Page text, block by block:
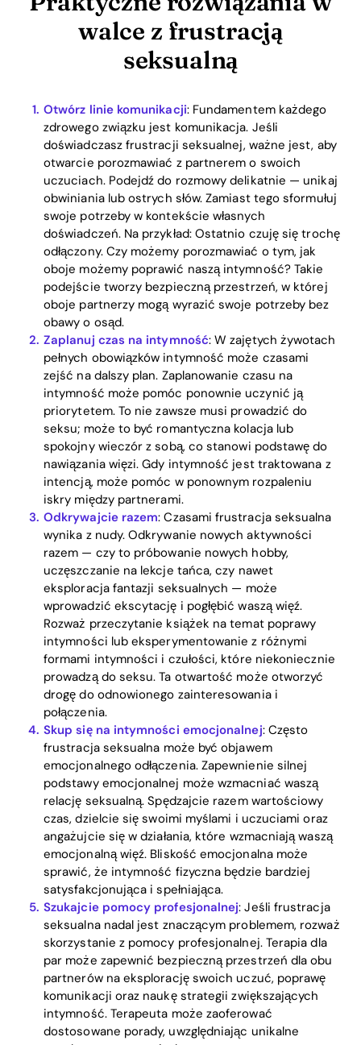
Blog
Download
walce z frustracją
seksualną
Otwórz linie komunikacji: Fundamentem każdego
zdrowego związku jest komunikacja. Jeśli
doświadczasz frustracji seksualnej, ważne jest, aby
otwarcie porozmawiać z partnerem o swoich
uczuciach. Podejdź do rozmowy delikatnie — unikaj
obwiniania lub ostrych słów. Zamiast tego sformułuj
swoje potrzeby w kontekście własnych
doświadczeń. Na przykład: Ostatnio czuję się trochę
odłączony. Czy możemy porozmawiać o tym, jak
oboje możemy poprawić naszą intymność? Takie
podejście tworzy bezpieczną przestrzeń, w której
oboje partnerzy mogą wyrazić swoje potrzeby bez
obawy o osąd.
Zaplanuj czas na intymność: W zajętych żywotach
pełnych obowiązków intymność może czasami
zejść na dalszy plan. Zaplanowanie czasu na
intymność może pomóc ponownie uczynić ją
priorytetem. To nie zawsze musi prowadzić do
seksu; może to być romantyczna kolacja lub
spokojny wieczór z sobą, co stanowi podstawę do
nawiązania więzi. Gdy intymność jest traktowana z
intencją, może pomóc w ponownym rozpaleniu
iskry między partnerami.
Odkrywajcie razem: Czasami frustracja seksualna
wynika z nudy. Odkrywanie nowych aktywności
razem — czy to próbowanie nowych hobby,
uczęszczanie na lekcje tańca, czy nawet
eksploracja fantazji seksualnych — może
wprowadzić ekscytację i pogłębić waszą więź.
Rozważ przeczytanie książek na temat poprawy
intymności lub eksperymentowanie z różnymi
formami intymności i czułości, które niekoniecznie
prowadzą do seksu. Ta otwartość może otworzyć
drogę do odnowionego zainteresowania i
połączenia.
Skup się na intymności emocjonalnej: Często
frustracja seksualna może być objawem
emocjonalnego odłączenia. Zapewnienie silnej
podstawy emocjonalnej może wzmacniać waszą
relację seksualną. Spędzajcie razem wartościowy
czas, dzielcie się swoimi myślami i uczuciami oraz
angażujcie się w działania, które wzmacniają waszą
emocjonalną więź. Bliskość emocjonalna może
sprawić, że intymność fizyczna będzie bardziej
satysfakcjonująca i spełniająca.
Szukajcie pomocy profesjonalnej: Jeśli frustracja
seksualna nadal jest znaczącym problemem, rozważ
skorzystanie z pomocy profesjonalnej. Terapia dla
par może zapewnić bezpieczną przestrzeń dla obu
partnerów na eksplorację swoich uczuć, poprawę
komunikacji oraz naukę strategii zwiększających
intymność. Terapeuta może zaoferować
dostosowane porady, uwzględniając unikalne